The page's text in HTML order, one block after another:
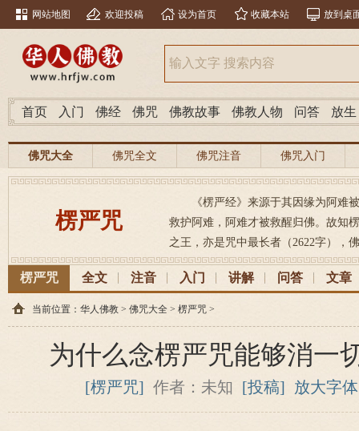
网站地图 欢迎投稿 设为首页 收藏本站 放到桌
首页 入门 佛经 佛咒 佛教故事 佛教人物 问答 放生
佛咒大全 佛咒全文 佛咒注音 佛咒入门
楞严咒
《楞严经》来源于其因缘为阿难
救护阿难，阿难才被救醒归佛。故知
之王，亦是咒中最长者（2622字），
楞严咒 全文 注音 入门 讲解 问答 文章
当前位置： 华人佛教 > 佛咒大全 > 楞严咒 >
为什么念楞严咒能够消一
[楞严咒] 作者：未知 [投稿] 放大字体